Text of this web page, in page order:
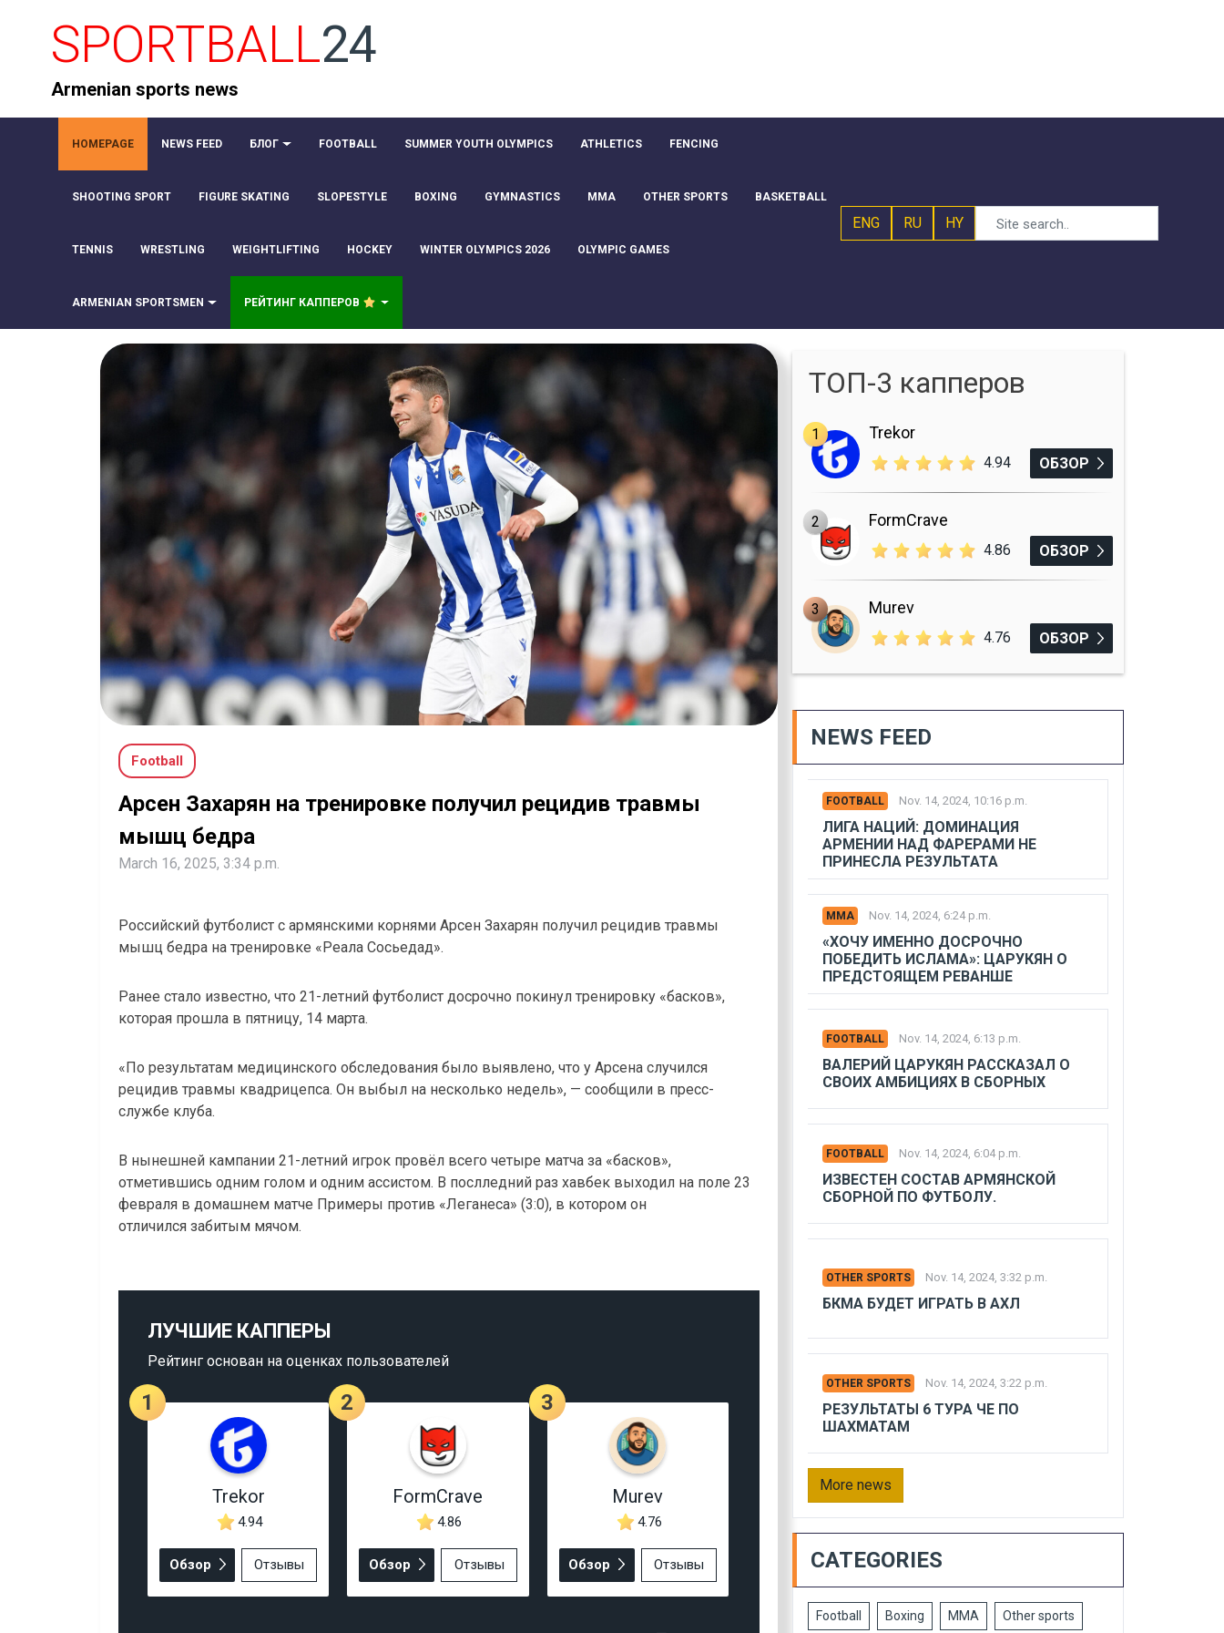
SPORTBALL24
Armenian sports news
HOMEPAGE NEWS FEED БЛОГ FOOTBALL SUMMER YOUTH OLYMPICS ATHLETICS FENCING
SHOOTING SPORT FIGURE SKATING SLOPESTYLE BOXING GYMNASTICS MMA OTHER SPORTS BASKETBALL
TENNIS WRESTLING WEIGHTLIFTING HOCKEY WINTER OLYMPICS 2026 OLYMPIC GAMES
ARMENIAN SPORTSMEN РЕЙТИНГ КАППЕРОВ
ENG RU HY
Football
Арсен Захарян на тренировке получил рецидив травмы
мышц бедра
March 16, 2025, 3:34 p.m.
Российский футболист с армянскими корнями Арсен Захарян получил рецидив травмы
мышц бедра на тренировке «Реала Сосьедад».
Ранее стало известно, что 21-летний футболист досрочно покинул тренировку «басков»,
которая прошла в пятницу, 14 марта.
«По результатам медицинского обследования было выявлено, что у Арсена случился
рецидив травмы квадрицепса. Он выбыл на несколько недель», — сообщили в пресс-
службе клуба.
В нынешней кампании 21-летний игрок провёл всего четыре матча за «басков»,
отметившись одним голом и одним ассистом. В послледний раз хавбек выходил на поле 23
февраля в домашнем матче Примеры против «Леганеса» (3:0), в котором он
отличился забитым мячом.
ЛУЧШИЕ КАППЕРЫ
Рейтинг основан на оценках пользователей
1
Trekor
4.94
Обзор Отзывы
2
FormCrave
4.86
Обзор Отзывы
3
Murev
4.76
Обзор Отзывы
ТОП-3 капперов
1 Trekor
4.94 ОБЗОР
2 FormCrave
4.86 ОБЗОР
3 Murev
4.76 ОБЗОР
NEWS FEED
FOOTBALL Nov. 14, 2024, 10:16 p.m.
ЛИГА НАЦИЙ: ДОМИНАЦИЯ
АРМЕНИИ НАД ФАРЕРАМИ НЕ
ПРИНЕСЛА РЕЗУЛЬТАТА
MMA Nov. 14, 2024, 6:24 p.m.
«ХОЧУ ИМЕННО ДОСРОЧНО
ПОБЕДИТЬ ИСЛАМА»: ЦАРУКЯН О
ПРЕДСТОЯЩЕМ РЕВАНШЕ
FOOTBALL Nov. 14, 2024, 6:13 p.m.
ВАЛЕРИЙ ЦАРУКЯН РАССКАЗАЛ О
СВОИХ АМБИЦИЯХ В СБОРНЫХ
FOOTBALL Nov. 14, 2024, 6:04 p.m.
ИЗВЕСТЕН СОСТАВ АРМЯНСКОЙ
СБОРНОЙ ПО ФУТБОЛУ.
OTHER SPORTS Nov. 14, 2024, 3:32 p.m.
БКМА БУДЕТ ИГРАТЬ В АХЛ
OTHER SPORTS Nov. 14, 2024, 3:22 p.m.
РЕЗУЛЬТАТЫ 6 ТУРА ЧЕ ПО
ШАХМАТАМ
More news
CATEGORIES
Football Boxing MMA Other sports